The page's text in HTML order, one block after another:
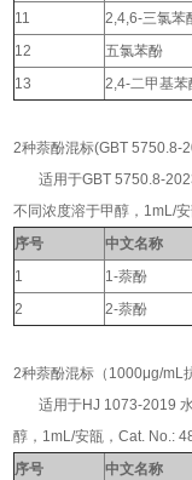
11
2,4,6-三氯苯
12
五氯苯酚
13
2,4-二甲基苯
2种萘酚混标(GBT 5750.8-
适用于GBT 5750.8-2023
不同浓度溶于甲醇，1mL/
序号
中文名称
1
1-萘酚
2
2-萘酚
2种萘酚混标（1000μg/mL
适用于HJ 1073-2019 水
醇，1mL/安瓿，Cat. No.:
序号
中文名称